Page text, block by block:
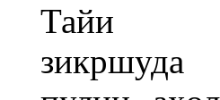
Тайи
зикршуда